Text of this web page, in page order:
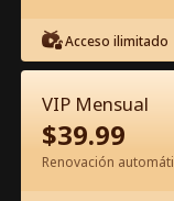
Acceso ilimitado
VIP Mensual
$39.99
Renovación